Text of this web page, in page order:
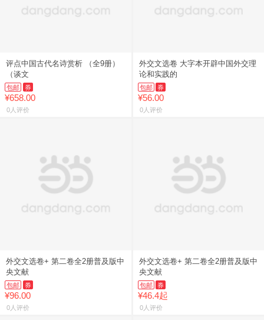
评点中国古代名诗赏析 （全9册）
（谈文
包邮 券
¥658.00
0人评价
外交文选卷 大字本开辟中国外交理
论和实践的
包邮 券
¥56.00
0人评价
外交文选卷+ 第二卷全2册普及版中
央文献
包邮 券
¥96.00
0人评价
外交文选卷+ 第二卷全2册普及版中
央文献
包邮 券
¥46.4起
0人评价